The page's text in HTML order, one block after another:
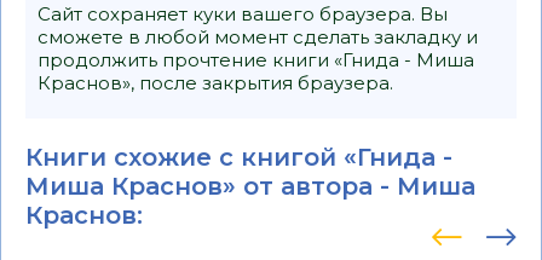
Сайт сохраняет куки вашего браузера. Вы
сможете в любой момент сделать закладку и
продолжить прочтение книги «Гнида - Миша
Краснов», после закрытия браузера.
Книги схожие с книгой «Гнида -
Миша Краснов» от автора - Миша
Краснов: